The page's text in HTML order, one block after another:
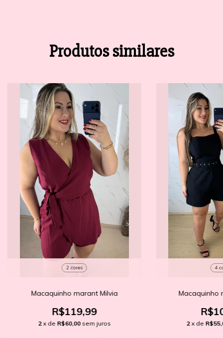
Produtos similares
2 cores
Macaquinho marant Milvia
R$119,99
2 x de R$60,00 sem juros
4
Macaquinho
2 x de